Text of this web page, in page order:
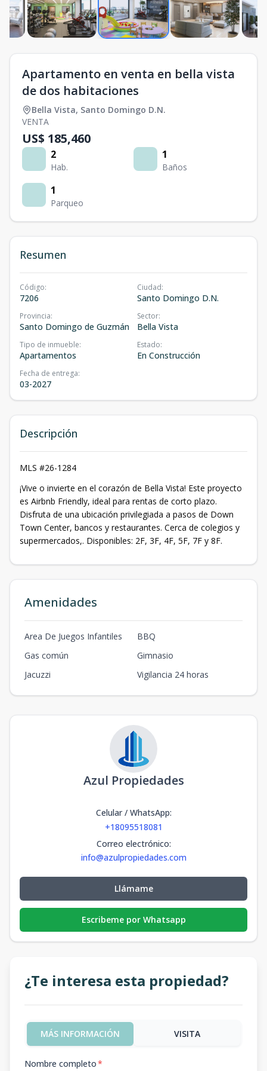
Apartamento en venta en bella vista
de dos habitaciones
Bella Vista, Santo Domingo D.N.
VENTA
US$ 185,460
2
Hab.
1
Baños
1
Parqueo
Resumen
Código:
7206
Ciudad:
Santo Domingo D.N.
Provincia:
Santo Domingo de Guzmán
Sector:
Bella Vista
Tipo de inmueble:
Apartamentos
Estado:
En Construcción
Fecha de entrega:
03-2027
Descripción
MLS #26-1284
¡Vive o invierte en el corazón de Bella Vista! Este proyecto
es Airbnb Friendly, ideal para rentas de corto plazo.
Disfruta de una ubicación privilegiada a pasos de Down
Town Center, bancos y restaurantes. Cerca de colegios y
supermercados,. Disponibles: 2F, 3F, 4F, 5F, 7F y 8F.
Amenidades
Area De Juegos Infantiles
BBQ
Gas común
Gimnasio
Jacuzzi
Vigilancia 24 horas
Azul Propiedades
Celular / WhatsApp:
+18095518081
Correo electrónico:
info@azulpropiedades.com
Llámame
Escribeme por Whatsapp
¿Te interesa esta propiedad?
MÁS INFORMACIÓN VISITA
Nombre completo*